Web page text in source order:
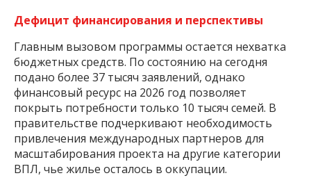
Дефицит финансирования и перспективы
Главным вызовом программы остается нехватка
бюджетных средств. По состоянию на сегодня
подано более 37 тысяч заявлений, однако
финансовый ресурс на 2026 год позволяет
покрыть потребности только 10 тысяч семей. В
правительстве подчеркивают необходимость
привлечения международных партнеров для
масштабирования проекта на другие категории
ВПЛ, чье жилье осталось в оккупации.